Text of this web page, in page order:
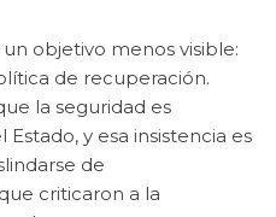
objetivo menos visible:
de recuperación.
la seguridad es
y esa insistencia es
de
criticaron a la